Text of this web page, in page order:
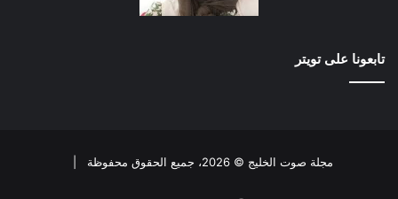
تابعونا على تويتر
مجلة صوت الخليج © 2026، جميع الحقوق محفوظة |